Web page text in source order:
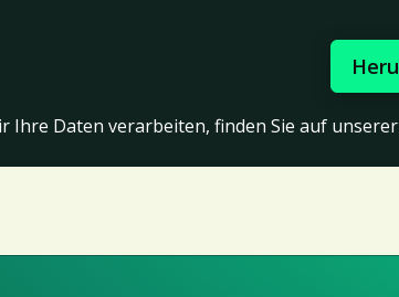
Ihre Daten verarbeiten, finden Sie auf unserer